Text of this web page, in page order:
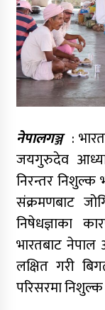
नेपालगञ्ज :
जयगुरुदेव
निरन्तर निशुल्क
संक्रमणबाट
निषेधज्ञाका
भारतबाट
लक्षित गरी
परिसरमा निशुल्क